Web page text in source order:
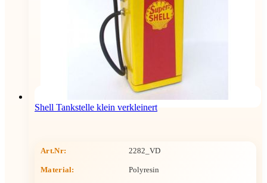
Shell Tankstelle klein verkleinert
Art.Nr: 2282_VD
Material: Polyresin